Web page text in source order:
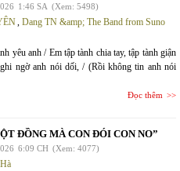
1:46 SA (Xem: 5498)
Dang TN &amp; The Band from Suno
yêu anh / Em tập tành chia tay, tập tành giận
ngờ anh nói dối, / (Rồi không tin anh nói
Đọc thêm
ĐỒNG MÀ CON ĐÓI CON NO”
6:09 CH (Xem: 4077)